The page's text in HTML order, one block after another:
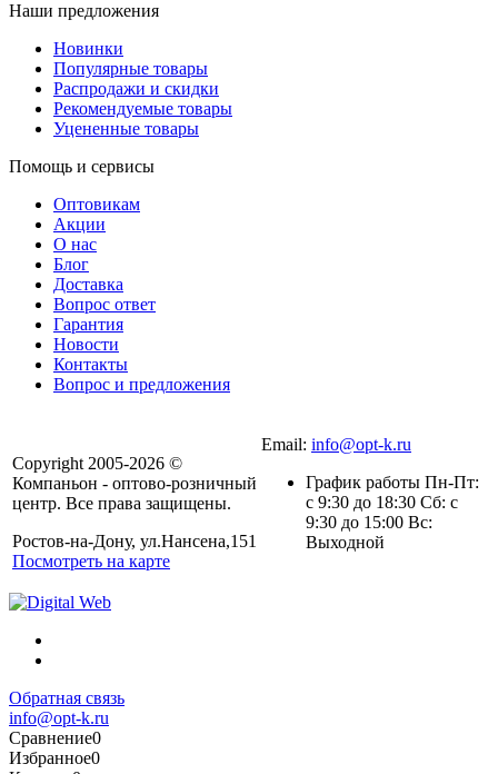
Наши предложения
Новинки
Популярные товары
Распродажи и скидки
Рекомендуемые товары
Уцененные товары
Помощь и сервисы
Оптовикам
Акции
О нас
Блог
Доставка
Вопрос ответ
Гарантия
Новости
Контакты
Вопрос и предложения
Copyright 2005-2026 ©
Компаньон - оптово-розничный
центр. Все права защищены.
Ростов-на-Дону, ул.Нансена,151
Посмотреть на карте
Email: info@opt-k.ru
График работы Пн-Пт:
с 9:30 до 18:30 Сб: с
9:30 до 15:00 Вс:
Выходной
Обратная связь
info@opt-k.ru
Сравнение0
Избранное0